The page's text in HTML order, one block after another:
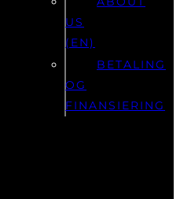
(EN)
FINANSIERING